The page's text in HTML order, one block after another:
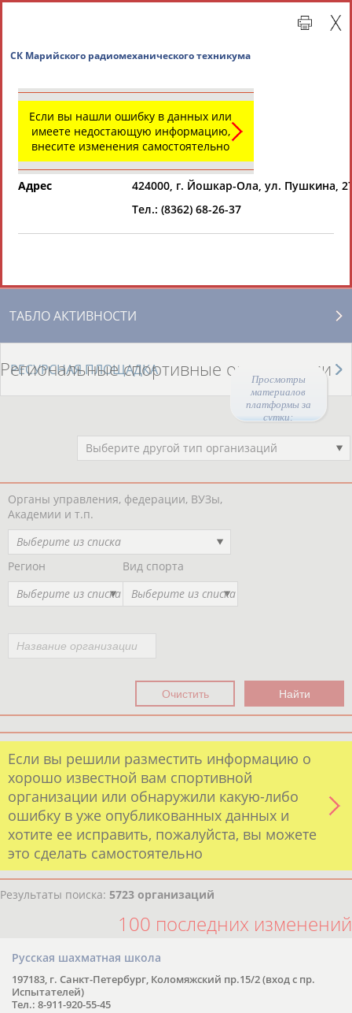
Просмотры
материалов
платформы за
сутки:
Региональные спортивные организации
ТАБЛО АКТИВНОСТИ
РЕСУРСНАЯ ПЛОЩАДКА
Региональные спортивные организации
Выберите другой тип организаций
Органы управления, федерации, ВУЗы,
Академии и т.п.
Выберите из списка
Регион
Выберите из списка
Вид спорта
Выберите из списка
Если вы решили разместить информацию о
хорошо известной вам спортивной
организации или обнаружили какую-либо
ошибку в уже опубликованных данных и
хотите ее исправить, пожалуйста, вы можете
это сделать самостоятельно
Результаты поиска: 5723 организаций
100 последних изменений
Русская шахматная школа
197183, г. Санкт-Петербург, Коломяжский пр.15/2 (вход с пр.
Испытателей)
Тел.: 8-911-920-55-45
Если вы нашли ошибку в данных или
имеете недостающую информацию,
внесите изменения самостоятельно
Адрес
424000, г. Йошкар-Ола, ул. Пушкина,
Тел.: (8362) 68-26-37